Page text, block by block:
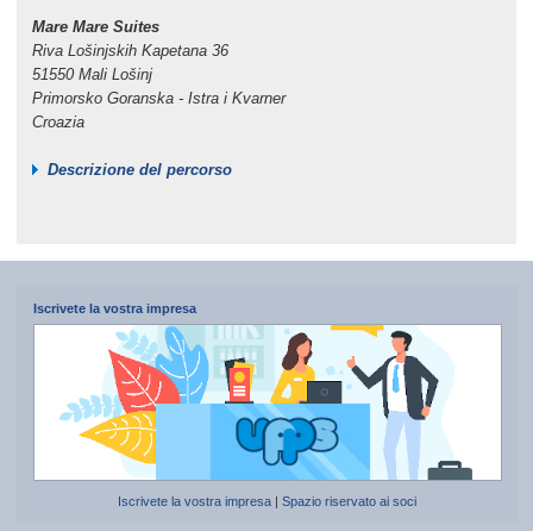
Mare Mare Suites
Riva Lošinjskih Kapetana 36
51550 Mali Lošinj
Primorsko Goranska - Istra i Kvarner
Croazia
Descrizione del percorso
Iscrivete la vostra impresa
Iscrivete la vostra impresa |Spazio riservato ai soci